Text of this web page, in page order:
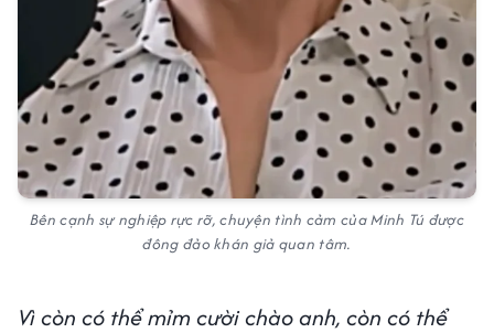
Bên cạnh sự nghiệp rực rỡ, chuyện tình cảm của Minh Tú được
đông đảo khán giả quan tâm.
Vì còn có thể mỉm cười chào anh, còn có thể